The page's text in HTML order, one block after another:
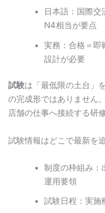
日本語：国際
N4相当が要点
実務：合格＝即
設計が必要
試験は「最低限の土台」
の完成形ではありません
店舗の仕事へ接続する研
試験情報はどこで最新を
制度の枠組み：
運用要領
試験日程：実施